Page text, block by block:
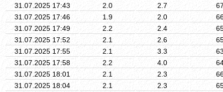
31.07.2025 17:43
2.0 2.7
31.07.2025 17:46
1.9 2.0
31.07.2025 17:49
2.2 2.4
31.07.2025 17:52
2.1 2.6
31.07.2025 17:55
2.1 3.3
31.07.2025 17:58
2.2 4.0
31.07.2025 18:01
2.1 2.3
31.07.2025 18:04
2.1 2.3